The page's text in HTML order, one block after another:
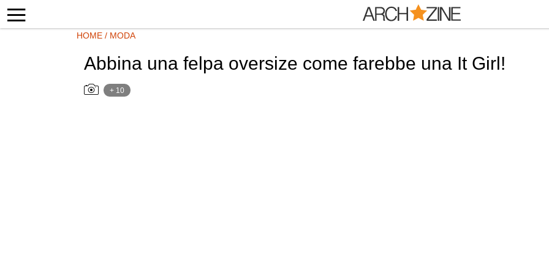
HOME / MODA
Abbina una felpa oversize come farebbe una It Girl!
+ 10